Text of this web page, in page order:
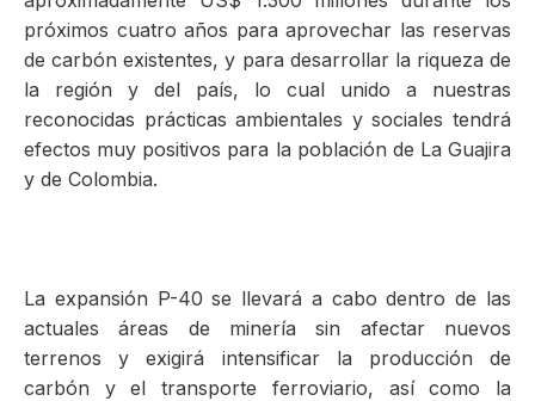
próximos cuatro años para aprovechar las reservas
de carbón existentes, y para desarrollar la riqueza de
la región y del país, lo cual unido a nuestras
reconocidas prácticas ambientales y sociales tendrá
efectos muy positivos para la población de La Guajira
y de Colombia.
La expansión P-40 se llevará a cabo dentro de las
actuales áreas de minería sin afectar nuevos
terrenos y exigirá intensificar la producción de
carbón y el transporte ferroviario, así como la